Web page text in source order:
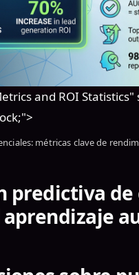
and ROI Statistics"
métricas clave de
predictiva de